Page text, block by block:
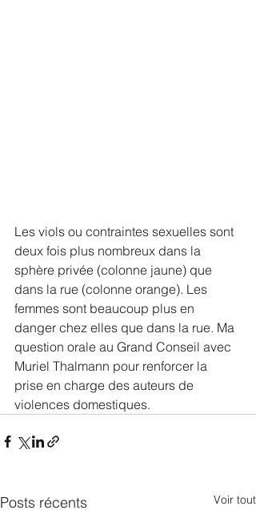
Les viols ou contraintes sexuelles sont
deux fois plus nombreux dans la
sphère privée (colonne jaune) que
dans la rue (colonne orange). Les
femmes sont beaucoup plus en
danger chez elles que dans la rue. Ma
question orale au Grand Conseil avec
Muriel Thalmann pour renforcer la
prise en charge des auteurs de
violences domestiques.
Posts récents Voir tout